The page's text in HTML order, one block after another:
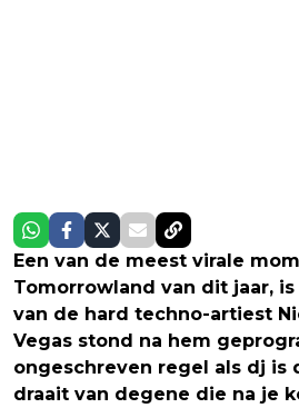
Een van de meest virale
Tomorrowland van dit jaar,
van de hard techno-artiest
Vegas stond na hem
ongeschreven regel als dj is
draait van degene die na je